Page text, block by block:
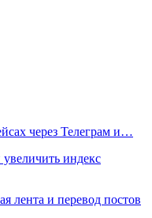
через Телеграм и…
индекс
лента и перевод постов